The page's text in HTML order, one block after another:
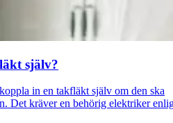
själv?
in en takfläkt själv om den ska
Det kräver en behörig elektriker